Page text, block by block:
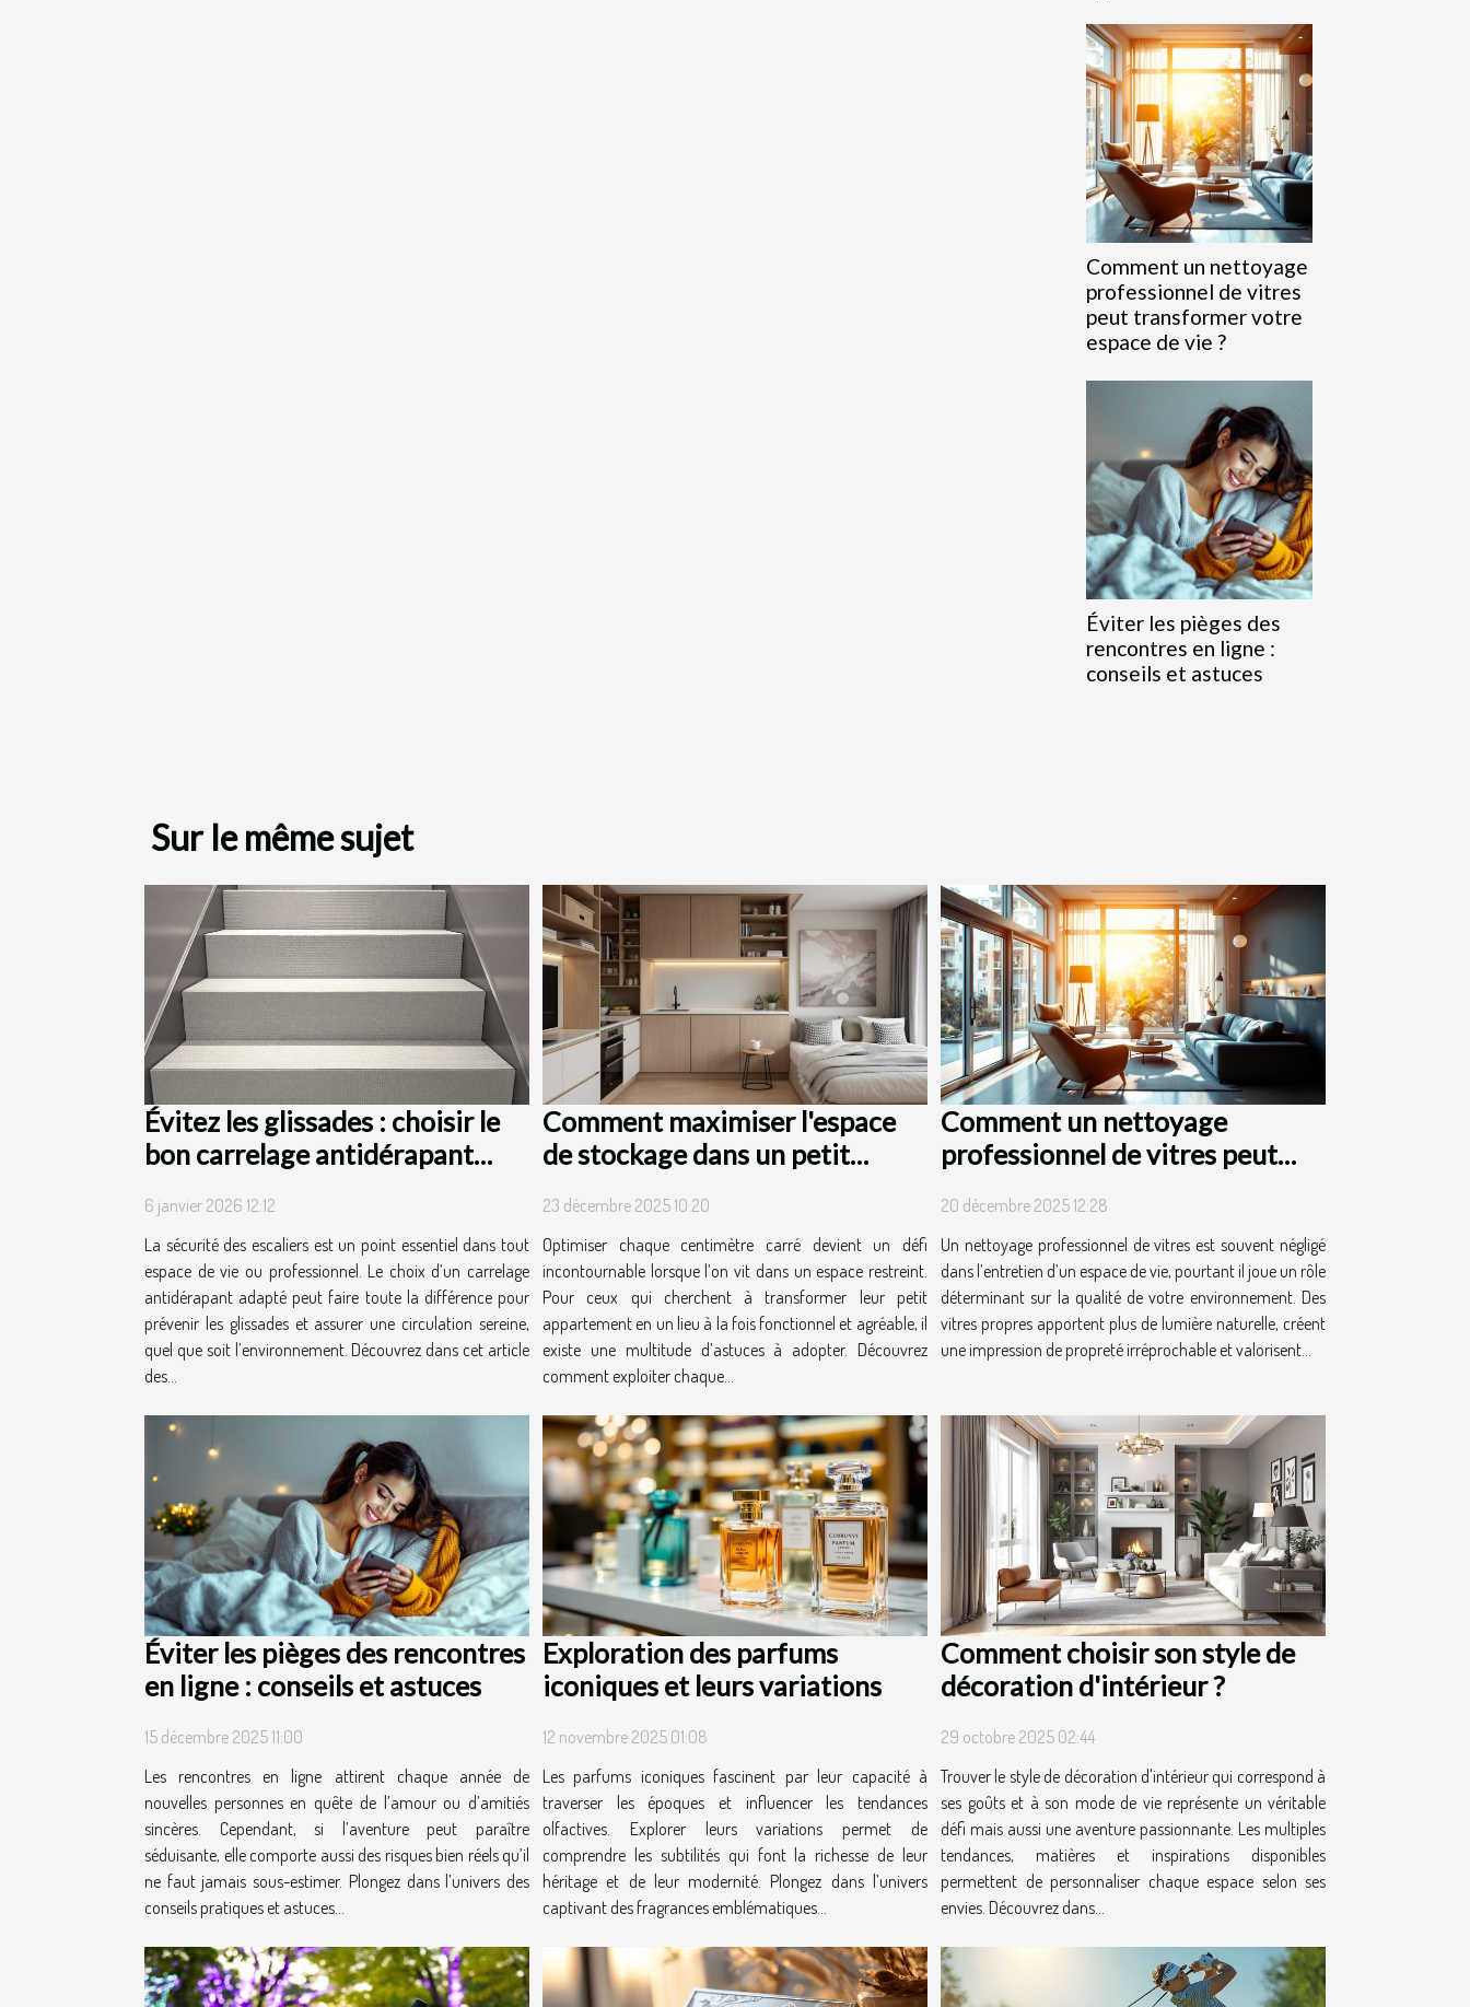
Comment un nettoyage
professionnel de vitres
peut transformer votre
espace de vie ?
Éviter les pièges des
rencontres en ligne :
conseils et astuces
Sur le même sujet
Évitez les glissades : choisir le
bon carrelage antidérapant
6 janvier 2026 12:12
La sécurité des escaliers est un point essentiel dans tout
espace de vie ou professionnel. Le choix d’un carrelage
antidérapant adapté peut faire toute la différence pour
prévenir les glissades et assurer une circulation sereine,
quel que soit l’environnement. Découvrez dans cet article
des...
Comment maximiser l'espace
de stockage dans un petit
23 décembre 2025 10:20
Optimiser chaque centimètre carré devient un défi
incontournable lorsque l’on vit dans un espace restreint.
Pour ceux qui cherchent à transformer leur petit
appartement en un lieu à la fois fonctionnel et agréable, il
existe une multitude d’astuces à adopter. Découvrez
comment exploiter chaque...
Comment un nettoyage
professionnel de vitres peut
?
20 décembre 2025 12:28
Un nettoyage professionnel de vitres est souvent négligé
dans l’entretien d’un espace de vie, pourtant il joue un rôle
déterminant sur la qualité de votre environnement. Des
vitres propres apportent plus de lumière naturelle, créent
une impression de propreté irréprochable et valorisent...
Éviter les pièges des rencontres
en ligne : conseils et astuces
15 décembre 2025 11:00
Les rencontres en ligne attirent chaque année de
nouvelles personnes en quête de l’amour ou d’amitiés
sincères. Cependant, si l’aventure peut paraître
séduisante, elle comporte aussi des risques bien réels qu’il
ne faut jamais sous-estimer. Plongez dans l’univers des
conseils pratiques et astuces...
Exploration des parfums
iconiques et leurs variations
12 novembre 2025 01:08
Les parfums iconiques fascinent par leur capacité à
traverser les époques et influencer les tendances
olfactives. Explorer leurs variations permet de
comprendre les subtilités qui font la richesse de leur
héritage et de leur modernité. Plongez dans l’univers
captivant des fragrances emblématiques...
Comment choisir son style de
décoration d'intérieur ?
29 octobre 2025 02:44
Trouver le style de décoration d'intérieur qui correspond à
ses goûts et à son mode de vie représente un véritable
défi mais aussi une aventure passionnante. Les multiples
tendances, matières et inspirations disponibles
permettent de personnaliser chaque espace selon ses
envies. Découvrez dans...